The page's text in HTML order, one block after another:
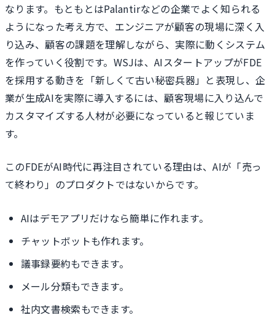
なります。もともとはPalantirなどの企業でよく知られる
ようになった考え方で、エンジニアが顧客の現場に深く入
り込み、顧客の課題を理解しながら、実際に動くシステム
を作っていく役割です。WSJは、AIスタートアップがFDE
を採用する動きを「新しくて古い秘密兵器」と表現し、企
業が生成AIを実際に導入するには、顧客現場に入り込んで
カスタマイズする人材が必要になっていると報じていま
す。
このFDEがAI時代に再注目されている理由は、AIが「売っ
て終わり」のプロダクトではないからです。
AIはデモアプリだけなら簡単に作れます。
チャットボットも作れます。
議事録要約もできます。
メール分類もできます。
社内文書検索もできます。